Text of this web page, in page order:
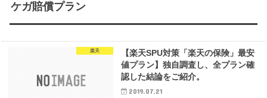
ケガ賠償プラン
楽天
【楽天SPU対策「楽天の保険」最安
値プラン】独自調査し、全プラン確
認した結論をご紹介。
2019.07.21